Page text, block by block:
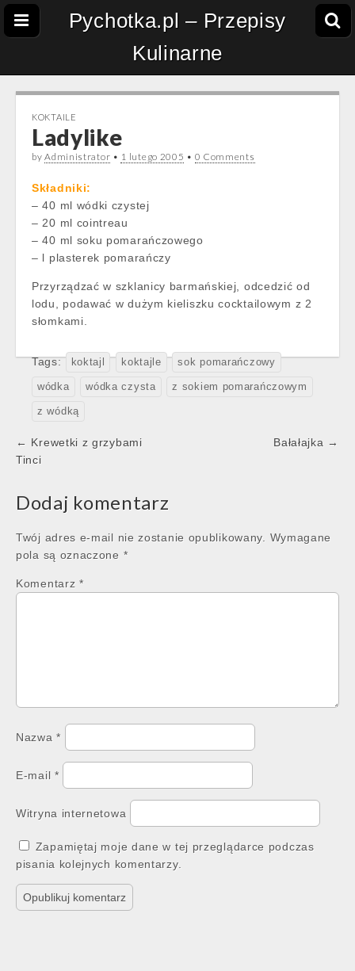
Pychotka.pl – Przepisy
Kulinarne
KOKTAILE
Ladylike
byAdministrator • 1 lutego 2005 • 0 Comments
Składniki:
– 40 ml wódki czystej
– 20 ml cointreau
– 40 ml soku pomarańczowego
– l plasterek pomarańczy
Przyrządzać w szklanicy barmańskiej, odcedzić od
lodu, podawać w dużym kieliszku cocktailowym z 2
słomkami.
Tags: koktajl koktajle sok pomarańczowy
wódka wódka czysta z sokiem pomarańczowym
z wódką
Post
navigation
← Krewetki z grzybami
Tinci
Bałałajka →
Dodaj komentarz
Twój adres e-mail nie zostanie opublikowany.
Wymagane
pola są oznaczone *
Komentarz *
Nazwa*
E-mail *
Witryna internetowa
Zapamiętaj moje dane w tej przeglądarce podczas
pisania kolejnych komentarzy.